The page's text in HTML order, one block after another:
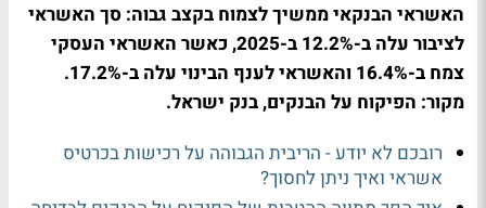
האשראי הבנקאי ממשיך לצמוח בקצב גבוה: סך האשראי
לציבור עלה ב-12.2% ב-2025, כאשר האשראי העסקי
צמח ב-16.4% והאשראי לענף הבינוי עלה ב-17.2%.
מקור: הפיקוח על הבנקים, בנק ישראל.
רובכם לא יודע - הריבית הגבוהה על רכישות בכרטיס
אשראי ואיך ניתן לחסוך?